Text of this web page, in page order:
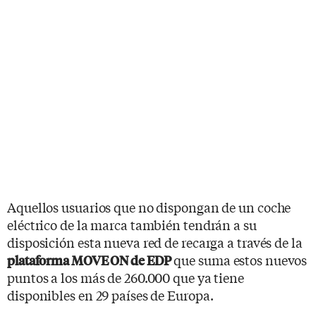
Aquellos usuarios que no dispongan de un coche
eléctrico de la marca también tendrán a su
disposición esta nueva red de recarga a través de la
plataforma MOVE ON de EDPque suma estos nuevos
puntos a los más de 260.000 que ya tiene
disponibles en 29 países de Europa.